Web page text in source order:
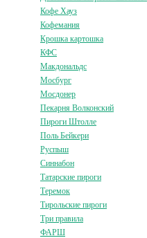
Кофе Хауз
Кофемания
Крошка картошка
КФС
Макдональдс
Мосбург
Мосдонер
Пекарня Волконский
Пироги Штолле
Поль Бейкери
Руспыш
Синнабон
Татарские пироги
Теремок
Тирольские пироги
Три правила
ФАРШ